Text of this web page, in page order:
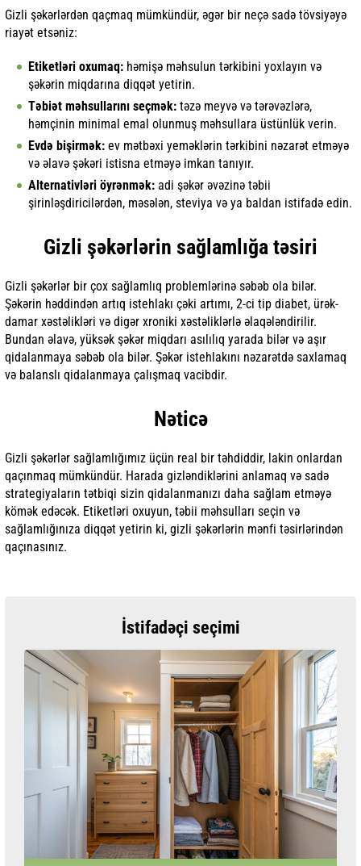
Gizli şəkərlərdən qaçmaq mümkündür, əgər bir neçə sadə tövsiyəyə
riayət etsəniz:
Etiketləri oxumaq: həmişə məhsulun tərkibini yoxlayın və
şəkərin miqdarına diqqət yetirin.
Təbiət məhsullarını seçmək: təzə meyvə və tərəvəzlərə,
həmçinin minimal emal olunmuş məhsullara üstünlük verin.
Evdə bişirmək: ev mətbəxi yeməklərin tərkibini nəzarət etməyə
və əlavə şəkəri istisna etməyə imkan tanıyır.
Alternativləri öyrənmək: adi şəkər əvəzinə təbii
şirinləşdiricilərdən, məsələn, steviya və ya baldan istifadə edin.
Gizli şəkərlərin sağlamlığa təsiri
Gizli şəkərlər bir çox sağlamlıq problemlərinə səbəb ola bilər.
Şəkərin həddindən artıq istehlakı çəki artımı, 2-ci tip diabet, ürək-
damar xəstəlikləri və digər xroniki xəstəliklərlə əlaqələndirilir.
Bundan əlavə, yüksək şəkər miqdarı asılılıq yarada bilər və aşır
qidalanmaya səbəb ola bilər. Şəkər istehlakını nəzarətdə saxlamaq
və balanslı qidalanmaya çalışmaq vacibdir.
Nəticə
Gizli şəkərlər sağlamlığımız üçün real bir təhdiddir, lakin onlardan
qaçınmaq mümkündür. Harada gizləndiklərini anlamaq və sadə
strategiyaların tətbiqi sizin qidalanmanızı daha sağlam etməyə
kömək edəcək. Etiketləri oxuyun, təbii məhsulları seçin və
sağlamlığınıza diqqət yetirin ki, gizli şəkərlərin mənfi təsirlərindən
qaçınasınız.
İstifadəçi seçimi